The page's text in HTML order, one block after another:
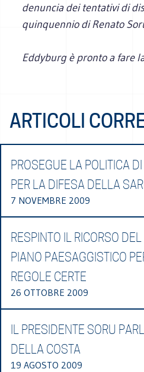
denuncia dei tentativi di
quinquennio di Renato
Eddyburg è pronto a fare
ARTICOLI
PROSEGUE LA POLITICA
PER LA DIFESA DELLA
7 NOVEMBRE 2009
RESPINTO IL RICORSO
PIANO PAESAGGISTICO
REGOLE CERTE
26 OTTOBRE 2009
IL PRESIDENTE SORU
DELLA COSTA
19 AGOSTO 2009